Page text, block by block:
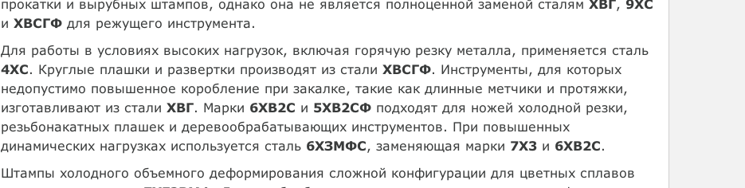
прокатки и вырубных штампов, однако она не является полноценной заменой сталям ХВГ, 9ХС
и ХВСГФдля режущего инструмента.
Для работы в условиях высоких нагрузок, включая горячую резку металла, применяется сталь
4ХС. Круглые плашки и развертки производят из стали ХВСГФ. Инструменты, для которых
недопустимо повышенное коробление при закалке, такие как длинные метчики и протяжки,
изготавливают из стали ХВГ. Марки 6ХВ2С и 5ХВ2СФподходят для ножей холодной резки,
резьбонакатных плашек и деревообрабатывающих инструментов. При повышенных
динамических нагрузках используется сталь 6ХЗМФС, заменяющая марки 7X3и 6ХВ2С.
Штампы холодного объемного деформирования сложной конфигурации для цветных сплавов